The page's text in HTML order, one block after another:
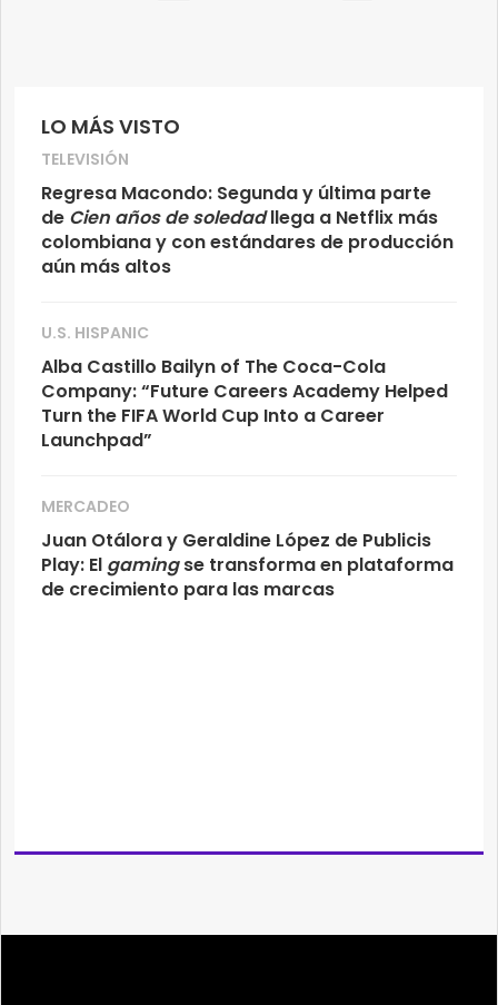
LO MÁS VISTO
TELEVISIÓN
Regresa Macondo: Segunda y última parte
de Cien años de soledadllega a Netflix más
colombiana y con estándares de producción
aún más altos
U.S. HISPANIC
Alba Castillo Bailyn of The Coca-Cola
Company: “Future Careers Academy Helped
Turn the FIFA World Cup Into a Career
Launchpad”
MERCADEO
Juan Otálora y Geraldine López de Publicis
Play: El gamingse transforma en plataforma
de crecimiento para las marcas